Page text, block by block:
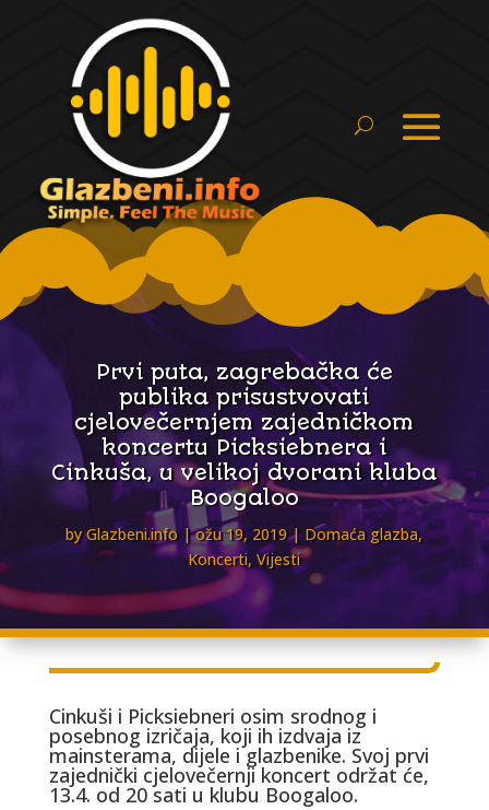
Prvi puta, zagrebačka će
publika prisustvovati
cjelovečernjem zajedničkom
koncertu Picksiebnera i
Cinkuša, u velikoj dvorani kluba
Boogaloo
byGlazbeni.info ožu 19, 2019 Domaća glazba,
Koncerti,Vijesti
Cinkuši i Picksiebneri osim srodnog i
posebnog izričaja, koji ih izdvaja iz
mainsterama, dijele i glazbenike. Svoj prvi
zajednički cjelovečernji koncert održat će,
13.4. od 20 sati u klubu Boogaloo.